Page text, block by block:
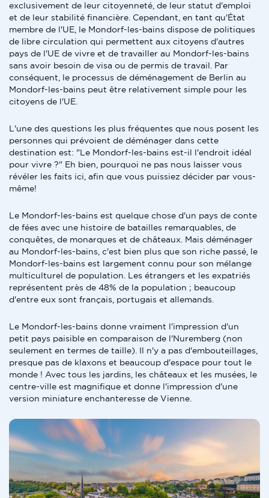
exclusivement de leur citoyenneté, de leur statut d'emploi
et de leur stabilité financière. Cependant, en tant qu'État
membre de l'UE, le Mondorf-les-bains dispose de politiques
de libre circulation qui permettent aux citoyens d'autres
pays de l'UE de vivre et de travailler au Mondorf-les-bains
sans avoir besoin de visa ou de permis de travail. Par
conséquent, le processus de déménagement de Berlin au
Mondorf-les-bains peut être relativement simple pour les
citoyens de l'UE.
L'une des questions les plus fréquentes que nous posent les
personnes qui prévoient de déménager dans cette
destination est: "Le Mondorf-les-bains est-il l'endroit idéal
pour vivre ?" Eh bien, pourquoi ne pas nous laisser vous
révéler les faits ici, afin que vous puissiez décider par vous-
même!
Le Mondorf-les-bains est quelque chose d'un pays de conte
de fées avec une histoire de batailles remarquables, de
conquêtes, de monarques et de châteaux. Mais déménager
au Mondorf-les-bains, c'est bien plus que son riche passé, le
Mondorf-les-bains est largement connu pour son mélange
multiculturel de population. Les étrangers et les expatriés
représentent près de 48% de la population ; beaucoup
d'entre eux sont français, portugais et allemands.
Le Mondorf-les-bains donne vraiment l'impression d'un
petit pays paisible en comparaison de l'Nuremberg (non
seulement en termes de taille). Il n'y a pas d'embouteillages,
presque pas de klaxons et beaucoup d'espace pour tout le
monde ! Avec tous les jardins, les châteaux et les musées, le
centre-ville est magnifique et donne l'impression d'une
version miniature enchanteresse de Vienne.